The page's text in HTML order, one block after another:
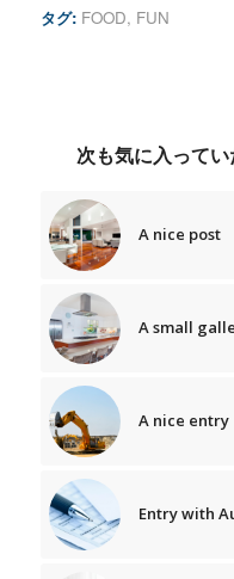
タグ: FOOD, FUN
次も気に入ってい
A nice post
A small
A nice entry
Entry with